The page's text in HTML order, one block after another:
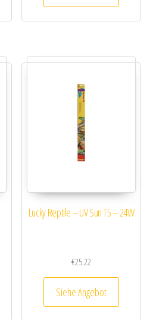
Lucky Reptile – UV Sun T5 – 24W
€25.22
Siehe Angebot